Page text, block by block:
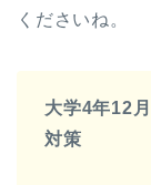
くださいね。
大学4年12
対策